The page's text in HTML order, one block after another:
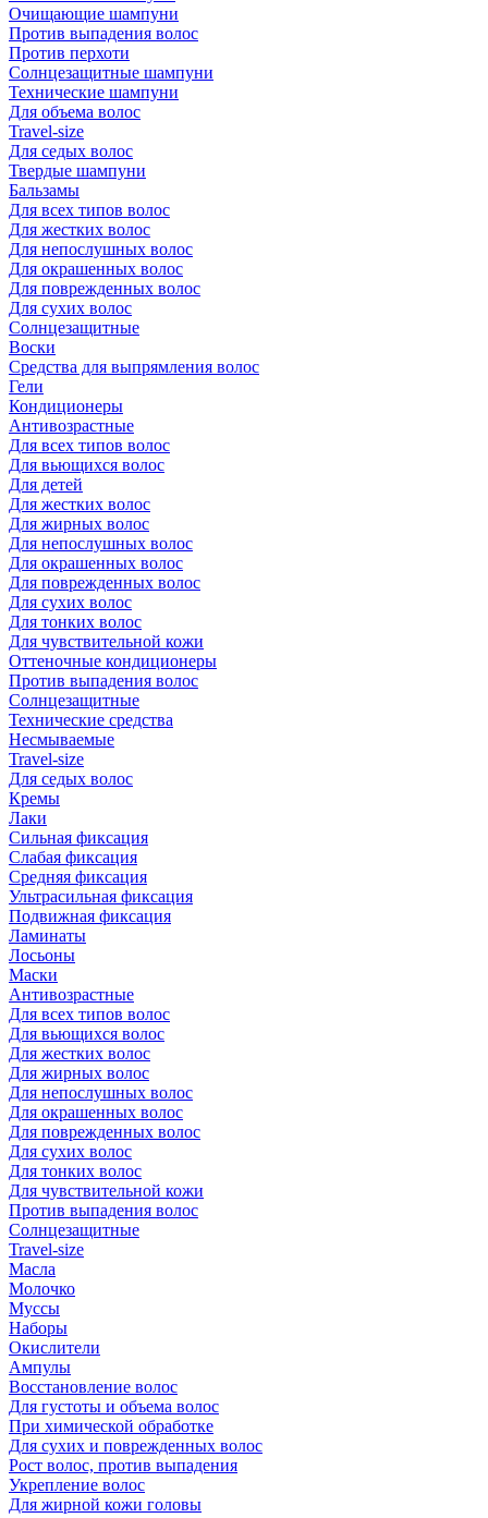
Очищающие шампуни
Против выпадения волос
Против перхоти
Солнцезащитные шампуни
Технические шампуни
Для объема волос
Travel-size
Для седых волос
Твердые шампуни
Бальзамы
Для всех типов волос
Для жестких волос
Для непослушных волос
Для окрашенных волос
Для поврежденных волос
Для сухих волос
Солнцезащитные
Воски
Средства для выпрямления волос
Гели
Кондиционеры
Антивозрастные
Для всех типов волос
Для вьющихся волос
Для детей
Для жестких волос
Для жирных волос
Для непослушных волос
Для окрашенных волос
Для поврежденных волос
Для сухих волос
Для тонких волос
Для чувствительной кожи
Оттеночные кондиционеры
Против выпадения волос
Солнцезащитные
Технические средства
Несмываемые
Travel-size
Для седых волос
Кремы
Лаки
Сильная фиксация
Слабая фиксация
Средняя фиксация
Ультрасильная фиксация
Подвижная фиксация
Ламинаты
Лосьоны
Маски
Антивозрастные
Для всех типов волос
Для вьющихся волос
Для жестких волос
Для жирных волос
Для непослушных волос
Для окрашенных волос
Для поврежденных волос
Для сухих волос
Для тонких волос
Для чувствительной кожи
Против выпадения волос
Солнцезащитные
Travel-size
Масла
Молочко
Муссы
Наборы
Окислители
Ампулы
Восстановление волос
Для густоты и объема волос
При химической обработке
Для сухих и поврежденных волос
Рост волос, против выпадения
Укрепление волос
Для жирной кожи головы